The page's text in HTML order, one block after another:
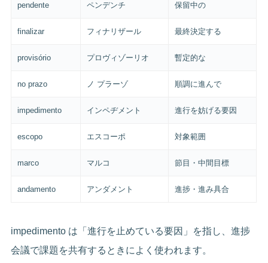
pendente ペンデンチ 保留中の
finalizar フィナリザール 最終決定する
provisório プロヴィゾーリオ 暫定的な
no prazo ノ プラーゾ 順調に進んで
impedimento インペヂメント 進行を妨げる要因
escopo エスコーポ 対象範囲
marco マルコ 節目・中間目標
andamento アンダメント 進捗・進み具合
impedimento は「進行を止めている要因」を指し、進捗
会議で課題を共有するときによく使われます。